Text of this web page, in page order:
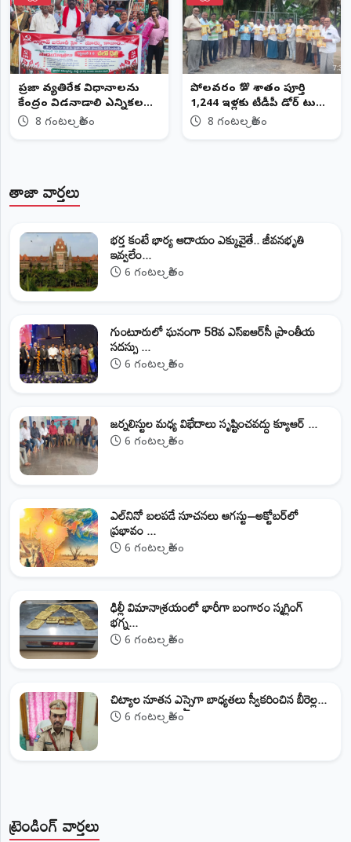
ట్రెండింగ్ వార్తలు
ప్రజా వ్యతిరేక విధానాలను
కేంద్రం విడనాడాలి ఎన్నికల
హామీలను అమలు చేయాలని
8 గంటల క్రితం
పోలవరంలో 💯 శాతం పూర్తి
1,244 ఇళ్లకు టీడీపీ డోర్‌ టు
డోర్‌ మరిడి వెంకటేశ్వర రావు8 గంటల క్రితం
తాజా వార్తలు
భర్త కంటే భార్య ఆదాయం ఎక్కువైతే.. జీవనభృతి
ఇవ్వలేం...
6 గంటల క్రితం
గుంటూరులో ఘనంగా 58వ ఎస్‌ఐఆర్‌సీ ప్రాంతీయ
సదస్సు ...
6 గంటల క్రితం
జర్నలిస్టుల మధ్య విభేదాలు సృష్టించవద్దు క్యూఆర్‌ ...
6 గంటల క్రితం
ఎల్‌నినో బలపడే సూచనలు ఆగస్టు–అక్టోబర్‌లో
ప్రభావం ...
6 గంటల క్రితం
ఢిల్లీ విమానాశ్రయంలో భారీగా బంగారం స్మగ్లింగ్
భగ్న...
6 గంటల క్రితం
​చిట్యాల నూతన ఎస్సైగా బాధ్యతలు స్వీకరించిన బీరెల్ల...
6 గంటల క్రితం